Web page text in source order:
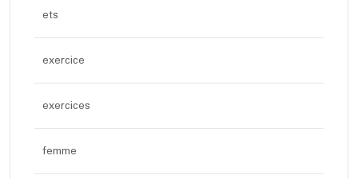
ets
exercice
exercices
femme